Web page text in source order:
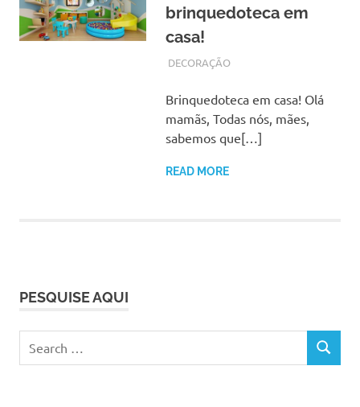
brinquedoteca em
casa!
AGOSTO 29, 2017
ADMIN
DECORAÇÃO
Brinquedoteca em casa! Olá
mamãs, Todas nós, mães,
sabemos que[…]
READ MORE
PESQUISE AQUI
for:
SEARCH